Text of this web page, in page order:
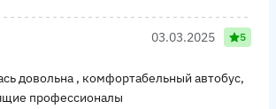
03.03.2025 5
довольна , комфортабельный автобус,
профессионалы